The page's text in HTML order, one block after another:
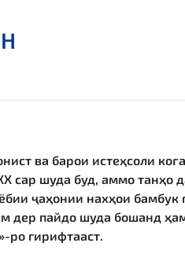
ва барои истеҳсоли
сар шуда буд, аммо
ҷаҳонии нахҳои бамбук
дер пайдо шуда бошанд
ро гирифтааст.